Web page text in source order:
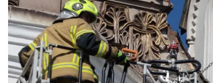
прадіда, адже він, мовляв, «був реформатором».
Про це сказав директор Києво-Печерської
hromadske.
За його словами, до президента звернувся
позицію», і висловив аргументи з проханням
який намагався змінити російську імперію.
«Є зараз негласна позиція, що це пам’ятка, це